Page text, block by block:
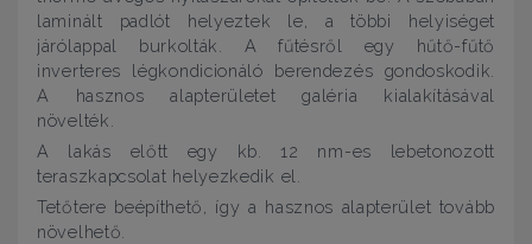
laminált padlót helyeztek le, a többi helyiséget
járólappal burkolták. A fűtésről egy hűtő-fűtő
inverteres légkondicionáló berendezés gondoskodik.
A hasznos alapterületet galéria kialakításával
növelték.
A lakás előtt egy kb. 12 nm-es lebetonozott
teraszkapcsolat helyezkedik el.
Tetőtere beépíthető, így a hasznos alapterület tovább
növelhető.